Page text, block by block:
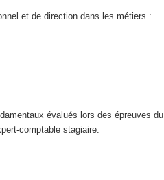
et de direction dans les métiers :
évalués lors des épreuves
comptable stagiaire.